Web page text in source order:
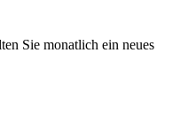
Sie monatlich ein neues